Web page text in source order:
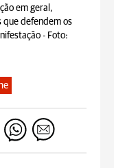
em geral,
que defendem os
- Foto: